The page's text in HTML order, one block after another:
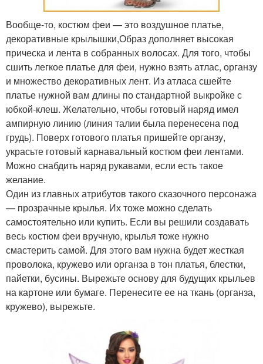
Вообще-то, костюм феи — это воздушное платье,
декоративные крылышки,Образ дополняет высокая
прическа и лента в собранных волосах. Для того, чтобы
сшить легкое платье для феи, нужно взять атлас, органзу
и множество декоративных лент. Из атласа сшейте
платье нужной вам длины по стандартной выкройке с
юбкой-клеш. Желательно, чтобы готовый наряд имел
ампирную линию (линия талии была перенесена под
грудь). Поверх готового платья пришейте органзу,
украсьте готовый карнавальный костюм феи лентами.
Можно снабдить наряд рукавами, если есть такое
желание.
Один из главных атрибутов такого сказочного персонажа
— прозрачные крылья. Их тоже можно сделать
самостоятельно или купить. Если вы решили создавать
весь костюм феи вручную, крылья тоже нужно
смастерить самой. Для этого вам нужна будет жесткая
проволока, кружево или органза в тон платья, блестки,
пайетки, бусины. Вырежьте основу для будущих крыльев
на картоне или бумаге. Перенесите ее на ткань (органза,
кружево), вырежьте.